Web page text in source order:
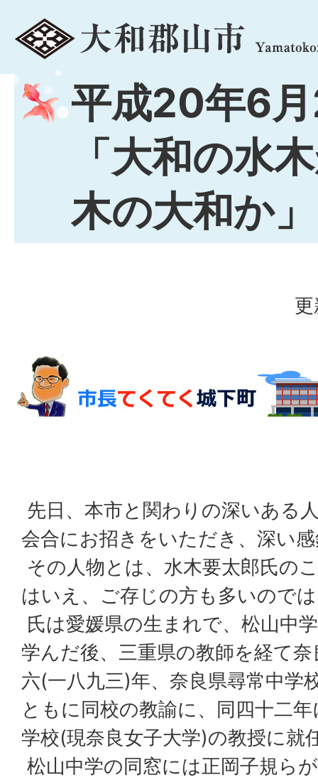
menu
平成20年6
「大和の水
木の大和か」
先日、本市と関わりの深いある
会合にお招きをいただき、深い
その人物とは、水木要太郎氏の
はいえ、ご存じの方も多いので
氏は愛媛県の生まれで、松山中
学んだ後、三重県の教師を経て
六(一八九三)年、奈良県尋常中学
ともに同校の教諭に、同四十二
学校(現奈良女子大学)の教授に就
松山中学の同窓には正岡子規ら